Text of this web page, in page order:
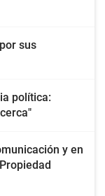
sus
política:
y en